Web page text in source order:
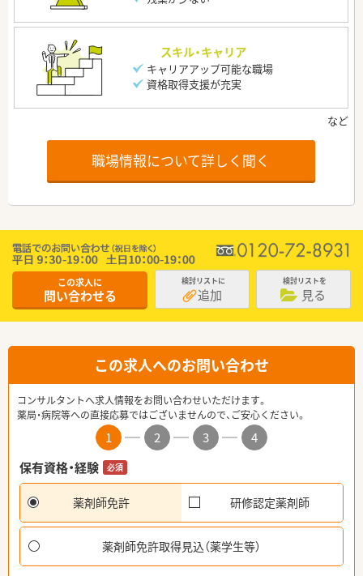
スキル・キャリア
キャリアアップ可能な職場
資格取得支援が充実
職場情報について詳しく聞く
この求人に
問い合わせる
検討リストに
追加
検討リストを
見る
この求人へのお問い合わせ
コンサルタントへ求人情報をお問い合わせいただけます。
薬局・病院等への直接応募ではございませんので、ご安心ください。
1 2 3
4
保有資格・経験
必須
薬剤師免許 研修認定薬剤師
薬剤師免許取得見込（薬学生等）